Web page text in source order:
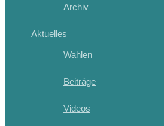
Archiv
Aktuelles
Wahlen
Beiträge
Videos